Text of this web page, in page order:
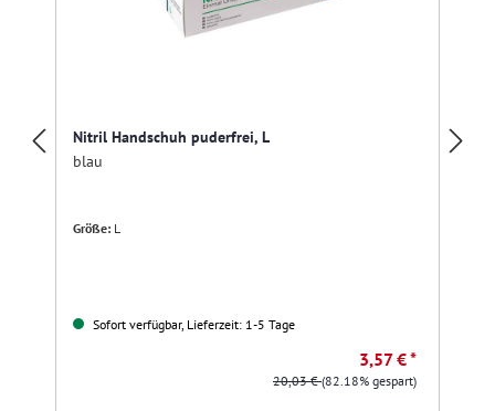
Nitril Handschuh puderfrei, L
blau
Größe: L
Sofort verfügbar, Lieferzeit: 1-5 Tage
3,57 € *
20,03 €(82.18% gespart)